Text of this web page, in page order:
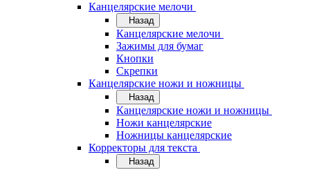
Канцелярские мелочи
Назад
Канцелярские мелочи
Зажимы для бумаг
Кнопки
Скрепки
Канцелярские ножи и ножницы
Назад
Канцелярские ножи и ножницы
Ножи канцелярские
Ножницы канцелярские
Корректоры для текста
Назад